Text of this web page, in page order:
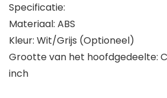
Specificatie:
Materiaal: ABS
Kleur: Wit/Grijs (Optioneel)
Grootte van het hoofdgedeelte:
inch